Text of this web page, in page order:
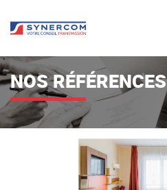
NOS RÉFÉRENCES